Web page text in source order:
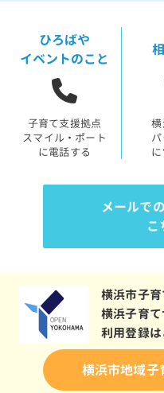
ひろばや
イベントのこと
子育て支援拠点
スマイル・ポート
に電話する
メールで
こ
横浜市子
横浜子育
利用登録
横浜市地域子